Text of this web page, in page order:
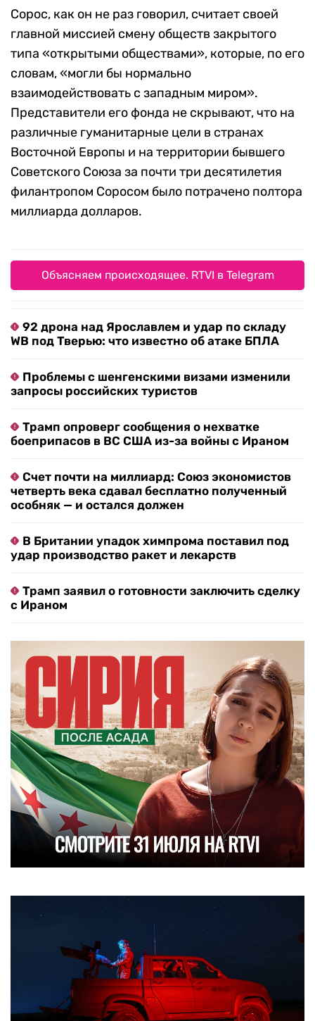
Сорос, как он не раз говорил, считает своей
главной миссией смену обществ закрытого
типа «открытыми обществами», которые, по его
словам, «могли бы нормально
взаимодействовать с западным миром».
Представители его фонда не скрывают, что на
различные гуманитарные цели в странах
Восточной Европы и на территории бывшего
Советского Союза за почти три десятилетия
филантропом Соросом было потрачено полтора
миллиарда долларов.
Объясняем происходящее. RTVI в Telegram
92 дрона над Ярославлем и удар по складу
WB под Тверью: что известно об атаке БПЛА
Проблемы с шенгенскими визами изменили
запросы российских туристов
Трамп опроверг сообщения о нехватке
боеприпасов в ВС США из-за войны с Ираном
Счет почти на миллиард: Союз экономистов
четверть века сдавал бесплатно полученный
особняк — и остался должен
В Британии упадок химпрома поставил под
удар производство ракет и лекарств
Трамп заявил о готовности заключить сделку
с Ираном